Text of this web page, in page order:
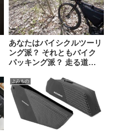
あなたはバイシクルツーリ
ング派？ それともバイク
パッキング派？ 走る道の
備を考える
よみもの